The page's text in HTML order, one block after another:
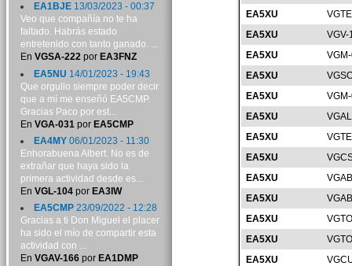
EA5XU
EA5XU
VGV-
EA5XU
EA5XU
EA5XU
EA5XU
EA5XU
EA5XU
EA5XU
EA5XU
EA5XU
EA5XU
EA5XU
EA1BJE13/03/2023 - 00:37
Veo que compañía no te ha
faltado. Habrás estado
entretenido con tanto ganado. ...
En VGSA-222por EA3FNZ
EA5NU 14/01/2023 - 19:43
Que orgullo siempre poder decir
que a mí me enseñó EA5CMP.
Gracias Paco por est...
En VGA-031 por EA5CMP
EA4MY06/01/2023 - 11:30
Enhorabuena Albert. No es de
extrañar que haya sido la
primera actividad desde es...
En VGL-104por EA3IW
EA5CMP23/09/2022 - 12:28
Gracias a ti Don Miguel el placer
ha sido el mío de compartir esta
actividad con ...
En VGAV-166por EA1DMP